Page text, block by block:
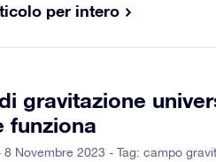
per intero
gravitazione
funziona
8 Novembre 2023 - Tag: campo